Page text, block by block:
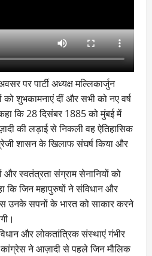
पर पार्टी अध्यक्ष मल्लिकार्जुन
शुभकामनाएं दीं और सभी को नए वर्ष
कि 28 दिसंबर 1885 को मुंबई में
की लड़ाई से निकली वह ऐतिहासिक
शासन के खिलाफ संघर्ष किया और
स्वतंत्रता संग्राम सेनानियों को
कि जिन महापुरुषों ने संविधान और
उनके सपनों के भारत को साकार करने
और लोकतांत्रिक संस्थाएं गंभीर
ने आज़ादी से पहले जिन मौलिक